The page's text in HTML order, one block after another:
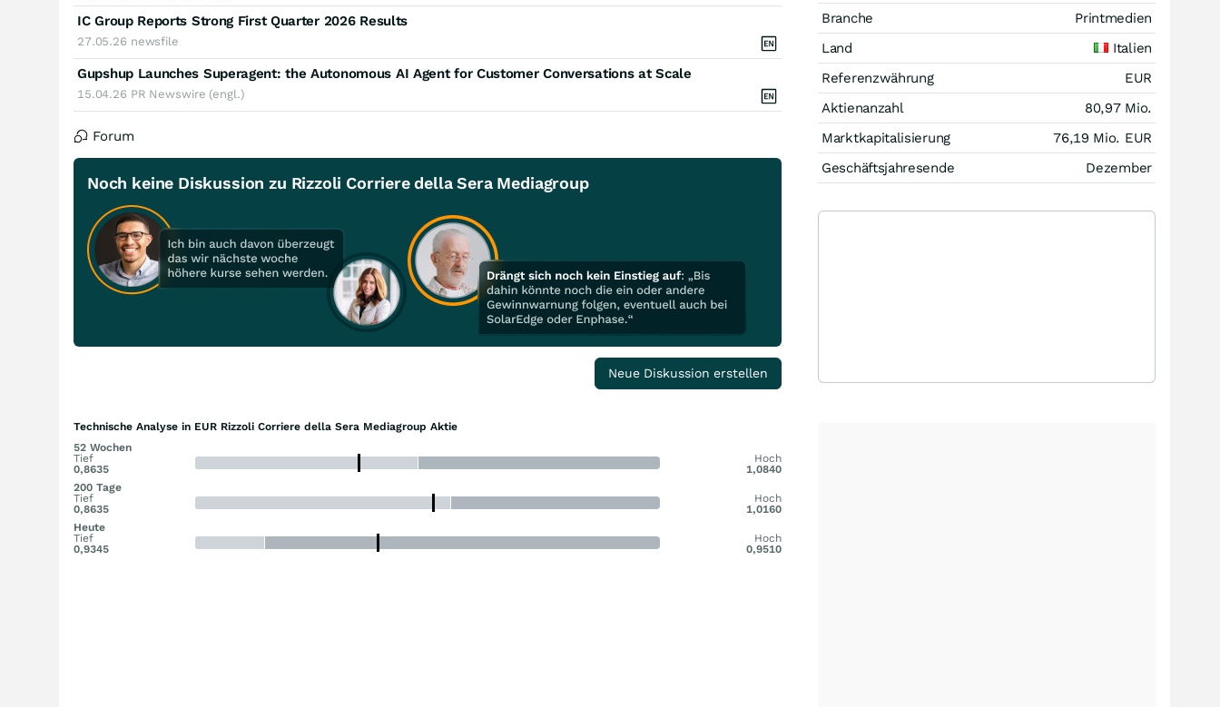
IC Group Reports Strong First Quarter 2026 Results
27.05.26 newsfile
Gupshup Launches Superagent: the Autonomous AI Agent for Customer Conversations at Scale
15.04.26 PR Newswire (engl.)
Forum
Noch keine Diskussion zu Rizzoli Corriere della Sera Mediagroup
Neue Diskussion erstellen
Technische Analyse in EUR Rizzoli Corriere della Sera Mediagroup Aktie
52 Wochen
Tief
0,8635
Hoch
1,0840
200 Tage
Tief
0,8635
Hoch
1,0160
Heute
Tief
0,9345
Hoch
0,9510
Branche
Printmedien
Land
Italien
Referenzwährung
EUR
Aktienanzahl
80,97 Mio.
Marktkapitalisierung
76,19 Mio. EUR
Geschäftsjahresende
Dezember